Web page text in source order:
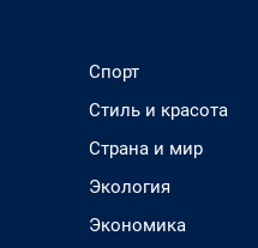
Спорт
Стиль и красота
Страна и мир
Экология
Экономика